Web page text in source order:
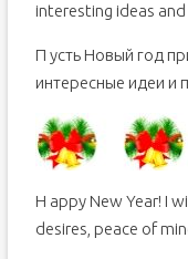
interesting ideas
П усть Новый год
интересные идеи и
H appy New Year! I
desires, peace of